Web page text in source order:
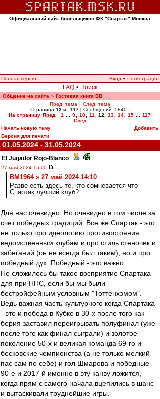
Официальный сайт болельщиков ФК "Спартак" Москва
Полная версия Вход • Регистрация
FAQ • Поиск
Общение на сайте » Гостевая книга ВВ
Пред. тема | След. тема
Страница 12 из 117[ Сообщений: 5840 ]
На страницу Пред. 1 9 10 11 12 13 14 15
117
След.
Начать новую тему
Добавить
Версия для печати
01.05.2024 - 31.05.2024
El Jugador Rojo-Blanco -
27 май 2024 15:00
BM1964 » 27 май 2024 14:10
Разве есть здесь те, кто сомневается что
Спартак лучший клуб?
Для нас очевидно. Но очевидно в том числе за
счет победных традиций. Все же Спартак - это
не только про идеологию противостояния
ведомственным клубам и про стиль стеночек и
забеганий (он не всегда был таким), но и про
победный дух. Победный - это важно.
Не сложилось бы такое восприятие Спартака
для при НПС, если бы мы были
бестройфейным условным "Тоттенхэмом".
Ведь важная часть культурного когда Спартака
- это и победа в Кубке в 30-х после того как
берия заставил переигрывать полуфинал (уже
после того как финал сыграли) и золотое
поколение 50-х и великая команда 69-го и
бесковские чемпионства (а не только мелкий
пас сам по себе) и гол Шмарова и победные
90-е и 2017-й именно в эту канву ложится,
когда прям с самого начала вцепились в шанс
и вытаскивали труднейшие игры.